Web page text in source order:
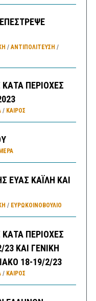
/ΑΝΤΙΠΟΛΊΤΕΥΣΗ /
ΠΕΡΙΟΧΕΣ
/ ΚΑΙΡΌΣ
ΕΥΑΣ ΚΑΪΛΗ ΚΑΙ
/ ΕΥΡΩΚΟΙΝΟΒΟΥΛΙΟ
ΠΕΡΙΟΧΕΣ
ΚΑΙ ΓΕΝΙΚΗ
18-19/2/23
/ ΚΑΙΡΌΣ